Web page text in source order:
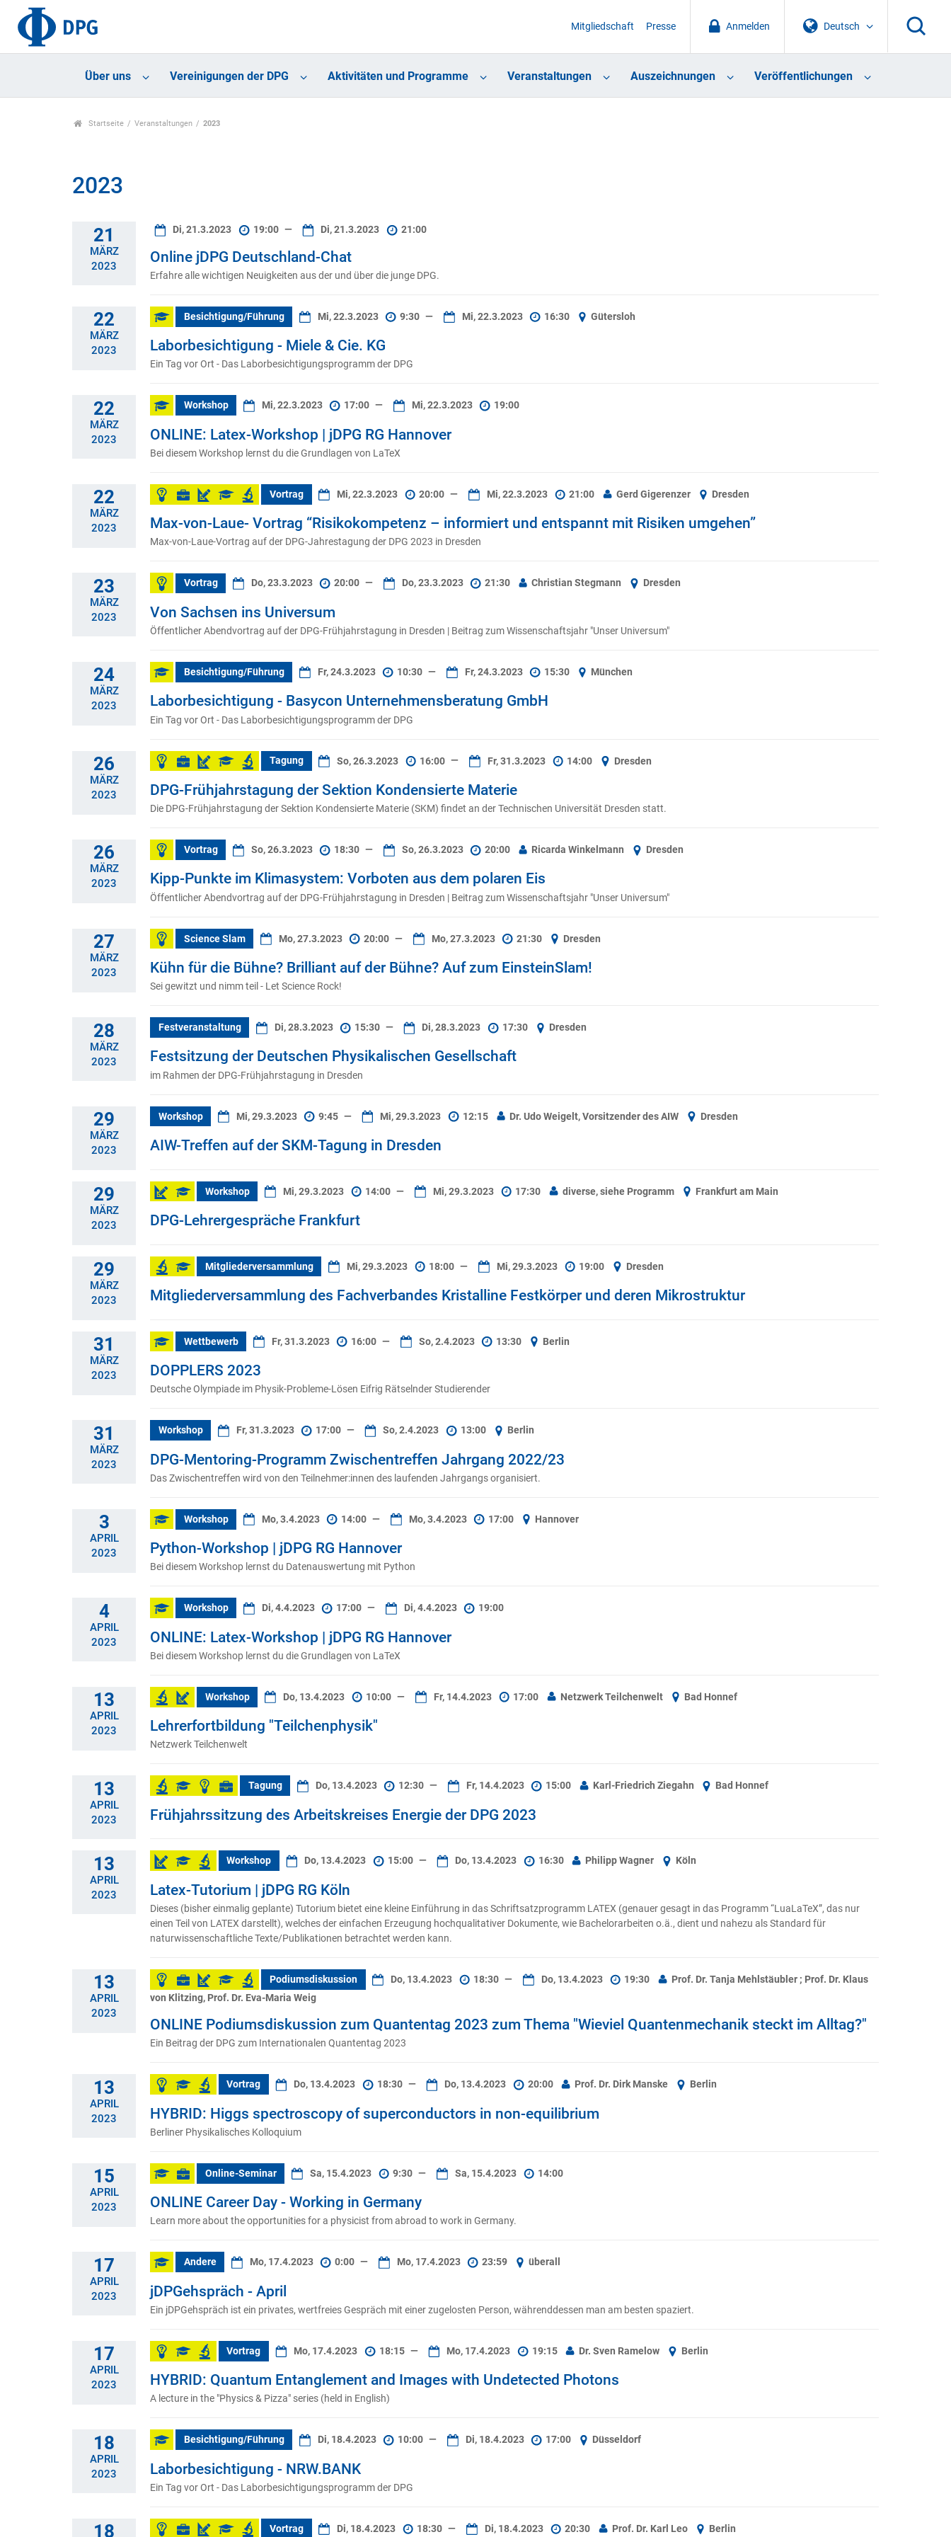
Deutsch
Anmelden
Mitgliedschaft Presse
Über uns Vereinigungen der DPG Aktivitäten und Programme Veranstaltungen Auszeichnungen Veröffentlichungen
Startseite Veranstaltungen 2023
2023
21
MÄRZ
2023
Di, 21.3.2023 19:00 — Di, 21.3.2023 21:00
Online jDPG Deutschland-Chat
Erfahre alle wichtigen Neuigkeiten aus der und über die junge DPG.
22
MÄRZ
2023
Besichtigung/Führung Mi, 22.3.2023 9:30 — Mi, 22.3.2023 16:30 Gütersloh
Laborbesichtigung - Miele & Cie. KG
Ein Tag vor Ort - Das Laborbesichtigungsprogramm der DPG
22
MÄRZ
2023
Workshop Mi, 22.3.2023 17:00 — Mi, 22.3.2023 19:00
ONLINE: Latex-Workshop | jDPG RG Hannover
Bei diesem Workshop lernst du die Grundlagen von LaTeX
22
MÄRZ
2023
Vortrag Mi, 22.3.2023 20:00 — Mi, 22.3.2023 21:00 Gerd Gigerenzer Dresden
Max-von-Laue- Vortrag “Risikokompetenz – informiert und entspannt mit Risiken umgehen”
Max-von-Laue-Vortrag auf der DPG-Jahrestagung der DPG 2023 in Dresden
23
MÄRZ
2023
Vortrag Do, 23.3.2023 20:00 — Do, 23.3.2023 21:30 Christian Stegmann Dresden
Von Sachsen ins Universum
Öffentlicher Abendvortrag auf der DPG-Frühjahrstagung in Dresden | Beitrag zum Wissenschaftsjahr "Unser Universum"
24
MÄRZ
2023
Besichtigung/Führung Fr, 24.3.2023 10:30 — Fr, 24.3.2023 15:30 München
Laborbesichtigung - Basycon Unternehmensberatung GmbH
Ein Tag vor Ort - Das Laborbesichtigungsprogramm der DPG
26
MÄRZ
2023
Tagung So, 26.3.2023 16:00 — Fr, 31.3.2023 14:00 Dresden
DPG-Frühjahrstagung der Sektion Kondensierte Materie
Die DPG-Frühjahrstagung der Sektion Kondensierte Materie (SKM) findet an der Technischen Universität Dresden statt.
26
MÄRZ
2023
Vortrag So, 26.3.2023 18:30 — So, 26.3.2023 20:00 Ricarda Winkelmann Dresden
Kipp-Punkte im Klimasystem: Vorboten aus dem polaren Eis
Öffentlicher Abendvortrag auf der DPG-Frühjahrstagung in Dresden | Beitrag zum Wissenschaftsjahr "Unser Universum"
27
MÄRZ
2023
Science Slam Mo, 27.3.2023 20:00 — Mo, 27.3.2023 21:30 Dresden
Kühn für die Bühne? Brilliant auf der Bühne? Auf zum EinsteinSlam!
Sei gewitzt und nimm teil - Let Science Rock!
28
MÄRZ
2023
Festveranstaltung Di, 28.3.2023 15:30 — Di, 28.3.2023 17:30 Dresden
Festsitzung der Deutschen Physikalischen Gesellschaft
im Rahmen der DPG-Frühjahrstagung in Dresden
29
MÄRZ
2023
Workshop Mi, 29.3.2023 9:45 — Mi, 29.3.2023 12:15 Dr. Udo Weigelt, Vorsitzender des AIW Dresden
AIW-Treffen auf der SKM-Tagung in Dresden
29
MÄRZ
2023
Workshop Mi, 29.3.2023 14:00 — Mi, 29.3.2023 17:30 diverse, siehe Programm Frankfurt am Main
DPG-Lehrergespräche Frankfurt
29
MÄRZ
2023
Mitgliederversammlung Mi, 29.3.2023 18:00 — Mi, 29.3.2023 19:00 Dresden
Mitgliederversammlung des Fachverbandes Kristalline Festkörper und deren Mikrostruktur
31
MÄRZ
2023
Wettbewerb Fr, 31.3.2023 16:00 — So, 2.4.2023 13:30 Berlin
DOPPLERS 2023
Deutsche Olympiade im Physik-Probleme-Lösen Eifrig Rätselnder Studierender
31
MÄRZ
2023
Workshop Fr, 31.3.2023 17:00 — So, 2.4.2023 13:00 Berlin
DPG-Mentoring-Programm Zwischentreffen Jahrgang 2022/23
Das Zwischentreffen wird von den Teilnehmer:innen des laufenden Jahrgangs organisiert.
3
APRIL
2023
Workshop Mo, 3.4.2023 14:00 — Mo, 3.4.2023 17:00 Hannover
Python-Workshop | jDPG RG Hannover
Bei diesem Workshop lernst du Datenauswertung mit Python
4
APRIL
2023
Workshop Di, 4.4.2023 17:00 — Di, 4.4.2023 19:00
ONLINE: Latex-Workshop | jDPG RG Hannover
Bei diesem Workshop lernst du die Grundlagen von LaTeX
13
APRIL
2023
Workshop Do, 13.4.2023 10:00 — Fr, 14.4.2023 17:00 Netzwerk Teilchenwelt Bad Honnef
Lehrerfortbildung "Teilchenphysik"
Netzwerk Teilchenwelt
13
APRIL
2023
Tagung Do, 13.4.2023 12:30 — Fr, 14.4.2023 15:00 Karl-Friedrich Ziegahn Bad Honnef
Frühjahrssitzung des Arbeitskreises Energie der DPG 2023
13
APRIL
2023
Workshop Do, 13.4.2023 15:00 — Do, 13.4.2023 16:30 Philipp Wagner Köln
Latex-Tutorium | jDPG RG Köln
Dieses (bisher einmalig geplante) Tutorium bietet eine kleine Einführung in das Schriftsatzprogramm LATEX (genauer gesagt in das Programm “LuaLaTeX”, das nur
einen Teil von LATEX darstellt), welches der einfachen Erzeugung hochqualitativer Dokumente, wie Bachelorarbeiten o.ä., dient und nahezu als Standard für
naturwissenschaftliche Texte/Publikationen betrachtet werden kann.
13
APRIL
2023
Podiumsdiskussion Do, 13.4.2023 18:30 — Do, 13.4.2023 19:30
Prof. Dr. Tanja Mehlstäubler ; Prof. Dr. Klaus
von Klitzing, Prof. Dr. Eva-Maria Weig
ONLINE Podiumsdiskussion zum Quantentag 2023 zum Thema "Wieviel Quantenmechanik steckt im Alltag?"
Ein Beitrag der DPG zum Internationalen Quantentag 2023
13
APRIL
2023
Vortrag Do, 13.4.2023 18:30 — Do, 13.4.2023 20:00 Prof. Dr. Dirk Manske Berlin
HYBRID: Higgs spectroscopy of superconductors in non-equilibrium
Berliner Physikalisches Kolloquium
15
APRIL
2023
Online-Seminar Sa, 15.4.2023 9:30 — Sa, 15.4.2023 14:00
ONLINE Career Day - Working in Germany
Learn more about the opportunities for a physicist from abroad to work in Germany.
17
APRIL
2023
Andere Mo, 17.4.2023 0:00 — Mo, 17.4.2023 23:59 überall
jDPGehspräch - April
Ein jDPGehspräch ist ein privates, wertfreies Gespräch mit einer zugelosten Person, währenddessen man am besten spaziert.
17
APRIL
2023
Vortrag Mo, 17.4.2023 18:15 — Mo, 17.4.2023 19:15 Dr. Sven Ramelow Berlin
HYBRID: Quantum Entanglement and Images with Undetected Photons
A lecture in the "Physics & Pizza" series (held in English)
18
APRIL
2023
Besichtigung/Führung Di, 18.4.2023 10:00 — Di, 18.4.2023 17:00 Düsseldorf
Laborbesichtigung - NRW.BANK
Ein Tag vor Ort - Das Laborbesichtigungsprogramm der DPG
18 Vortrag Di, 18.4.2023 18:30 — Di, 18.4.2023 20:30 Prof. Dr. Karl Leo Berlin